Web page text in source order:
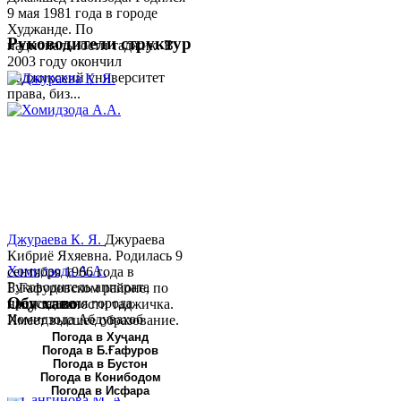
9 мая 1981 года в городе
Худжанде. По
национальности таджик. В
2003 году окончил
Таджикский университет
права, биз...
Хомидзода А.А.
Руководитель аппарата
председателя города
Хомидзода Абдувахоб
Абдумаджид родился 8
июня 1978 года в городе
Худжанде. По
национальности...
Руководители структур
Джураева К. Я. Джураева
Кибриё Яхяевна. Родилась 9
сентября 1966 года в
Б.Гафуровском районе, по
национальности таджичка.
Имеет высшее образование.
В 1997 ...
Обу хаво
Погода в Хуҷанд
Погода в Б.Ғафуров
Погода в Бустон
Погода в Конибодом
Погода в Исфара